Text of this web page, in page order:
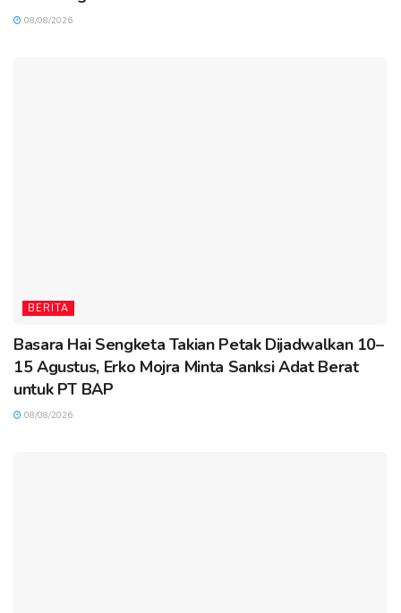
08/08/2026
BERITA
Basara Hai Sengketa Takian Petak Dijadwalkan 10–
15 Agustus, Erko Mojra Minta Sanksi Adat Berat
untuk PT BAP
08/08/2026